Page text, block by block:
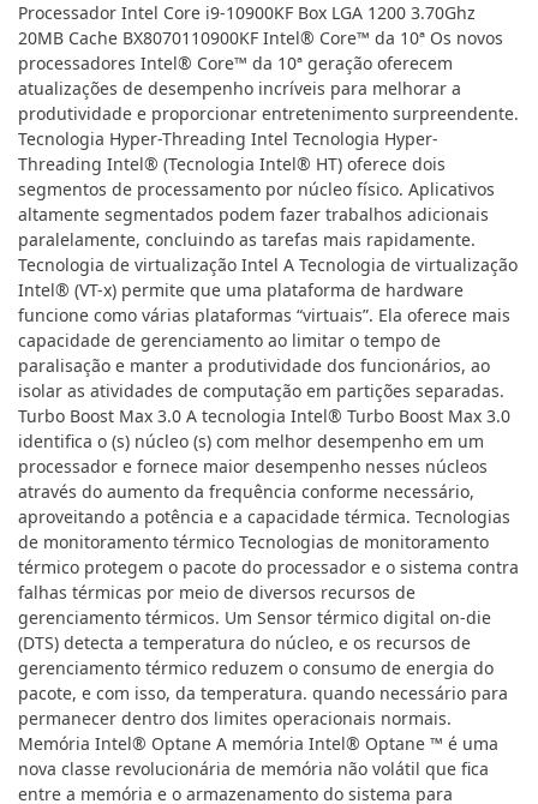
Processador Intel Core i9-10900KF Box LGA 1200 3.70Ghz
20MB Cache BX8070110900KF Intel® Core™ da 10ª Os novos
processadores Intel® Core™ da 10ª geração oferecem
atualizações de desempenho incríveis para melhorar a
produtividade e proporcionar entretenimento surpreendente.
Tecnologia Hyper-Threading Intel Tecnologia Hyper-
Threading Intel® (Tecnologia Intel® HT) oferece dois
segmentos de processamento por núcleo físico. Aplicativos
altamente segmentados podem fazer trabalhos adicionais
paralelamente, concluindo as tarefas mais rapidamente.
Tecnologia de virtualização Intel A Tecnologia de virtualização
Intel® (VT-x) permite que uma plataforma de hardware
funcione como várias plataformas “virtuais”. Ela oferece mais
capacidade de gerenciamento ao limitar o tempo de
paralisação e manter a produtividade dos funcionários, ao
isolar as atividades de computação em partições separadas.
Turbo Boost Max 3.0 A tecnologia Intel® Turbo Boost Max 3.0
identifica o (s) núcleo (s) com melhor desempenho em um
processador e fornece maior desempenho nesses núcleos
através do aumento da frequência conforme necessário,
aproveitando a potência e a capacidade térmica. Tecnologias
de monitoramento térmico Tecnologias de monitoramento
térmico protegem o pacote do processador e o sistema contra
falhas térmicas por meio de diversos recursos de
gerenciamento térmicos. Um Sensor térmico digital on-die
(DTS) detecta a temperatura do núcleo, e os recursos de
gerenciamento térmico reduzem o consumo de energia do
pacote, e com isso, da temperatura. quando necessário para
permanecer dentro dos limites operacionais normais.
Memória Intel® Optane A memória Intel® Optane ™ é uma
nova classe revolucionária de memória não volátil que fica
entre a memória e o armazenamento do sistema para